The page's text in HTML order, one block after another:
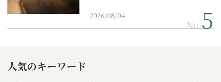
2026/08/04
No.
人気のキーワード